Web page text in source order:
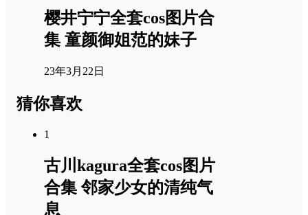
樱井宁宁全套cos图片合
集 童颜御姐范的妹子
23年3月22日
猜你喜欢
1
古川kagura全套cos图片
合集 邻家少女的清纯气
息